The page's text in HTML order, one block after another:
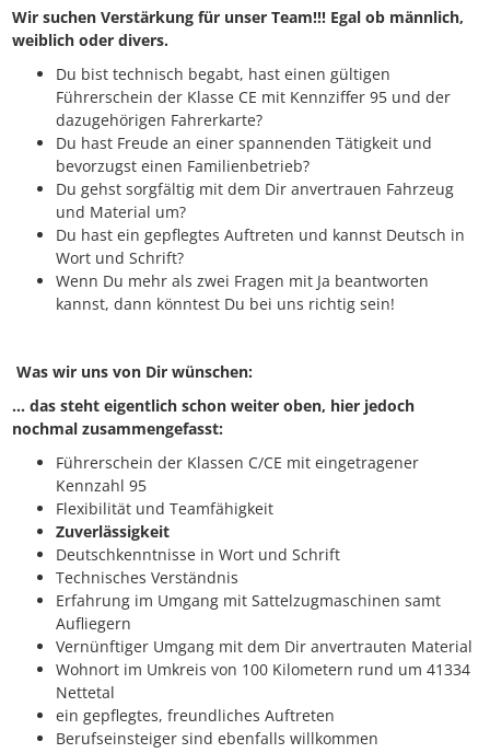
Wir suchen Verstärkung für unser Team!!! Egal ob männlich,
weiblich oder divers.
Du bist technisch begabt, hast einen gültigen
Führerschein der Klasse CE mit Kennziffer 95 und der
dazugehörigen Fahrerkarte?
Du hast Freude an einer spannenden Tätigkeit und
bevorzugst einen Familienbetrieb?
Du gehst sorgfältig mit dem Dir anvertrauen Fahrzeug
und Material um?
Du hast ein gepflegtes Auftreten und kannst Deutsch in
Wort und Schrift?
Wenn Du mehr als zwei Fragen mit Ja beantworten
kannst, dann könntest Du bei uns richtig sein!
Was wir uns von Dir wünschen:
... das steht eigentlich schon weiter oben, hier jedoch
nochmal zusammengefasst:
Führerschein der Klassen C/CE mit eingetragener
Kennzahl 95
Flexibilität und Teamfähigkeit
Zuverlässigkeit
Deutschkenntnisse in Wort und Schrift
Technisches Verständnis
Erfahrung im Umgang mit Sattelzugmaschinen samt
Aufliegern
Vernünftiger Umgang mit dem Dir anvertrauten Material
Wohnort im Umkreis von 100 Kilometern rund um 41334
Nettetal
ein gepflegtes, freundliches Auftreten
Berufseinsteiger sind ebenfalls willkommen